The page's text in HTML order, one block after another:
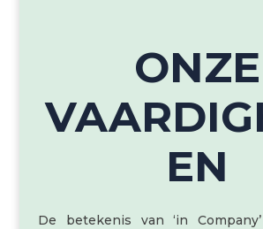
ONZE
EN
De betekenis van ‘in